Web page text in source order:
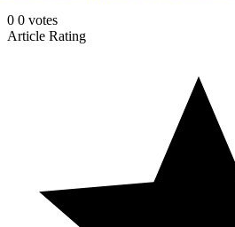
0 0 votes
Article Rating